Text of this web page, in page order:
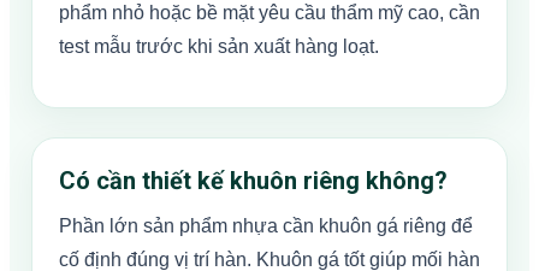
phẩm nhỏ hoặc bề mặt yêu cầu thẩm mỹ cao, cần
test mẫu trước khi sản xuất hàng loạt.
Có cần thiết kế khuôn riêng không?
Phần lớn sản phẩm nhựa cần khuôn gá riêng để
cố định đúng vị trí hàn. Khuôn gá tốt giúp mối hàn